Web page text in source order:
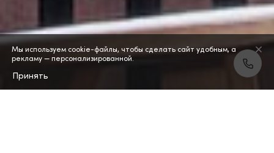
Мы используем cookie-файлы, чтобы сделать сайт удобным, а
рекламу — персонализированной.
Принять